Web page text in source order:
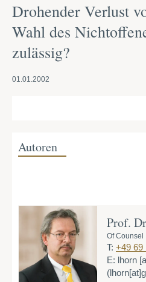
Drohender Verlust
Wahl des
zulässig?
01.01.2002
Autoren
Prof.
Of Counsel
T: +49 69
E: lhorn